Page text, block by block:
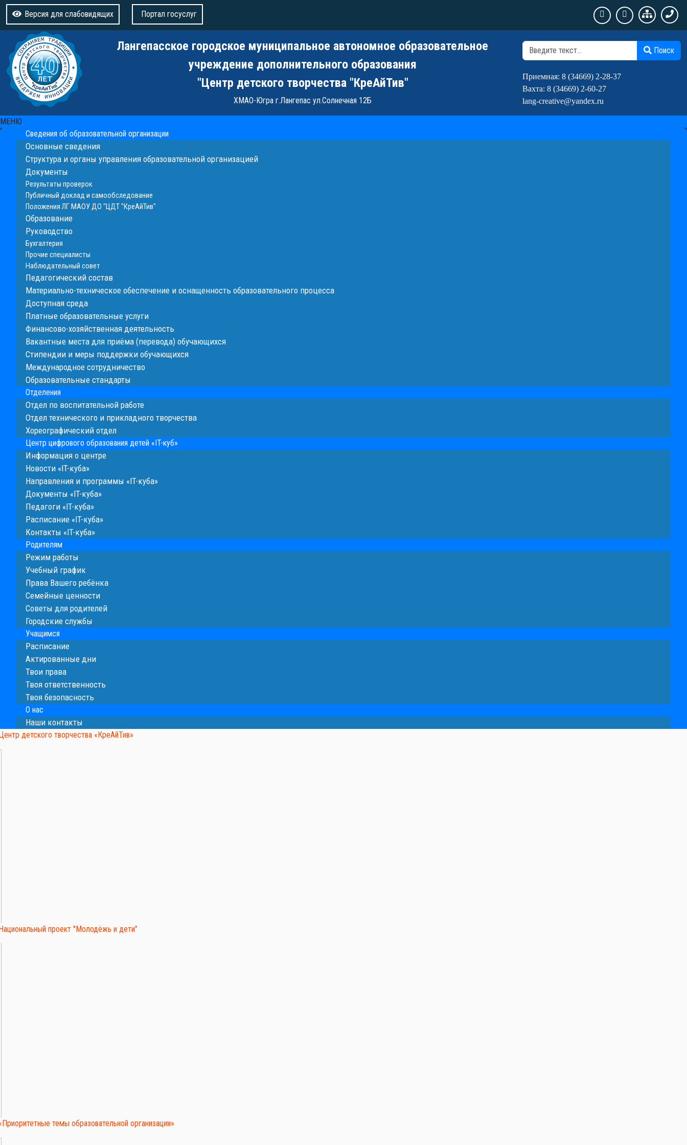
Версия для слабовидящих Портал госуслуг
Лангепасское городское муниципальное автономное образовательное
учреждение дополнительного образования
"Центр детского творчества "КреАйТив"
ХМАО-Югра г.Лангепас ул.Солнечная 12Б
Поиск
Приемная: 8 (34669) 2-28-37
Вахта: 8 (34669) 2-60-27
lang-creative@yandex.ru
МЕНЮ
Сведения об образовательной организации
Основные сведения
Структура и органы управления образовательной организацией
Документы
Результаты проверок
Публичный доклад и самообследование
Положения ЛГ МАОУ ДО "ЦДТ "КреАйТив"
Образование
Руководство
Бухгалтерия
Прочие специалисты
Наблюдательный совет
Педагогический состав
Материально-техническое обеспечение и оснащенность образовательного процесса
Доступная среда
Платные образовательные услуги
Финансово-хозяйственная деятельность
Вакантные места для приёма (перевода) обучающихся
Стипендии и меры поддержки обучающихся
Международное сотрудничество
Образовательные стандарты
Отделения
Отдел по воспитательной работе
Отдел технического и прикладного творчества
Хореографический отдел
Центр цифрового образования детей «IT-куб»
Информация о центре
Новости «IT-куба»
Направления и программы «IT-куба»
Документы «IT-куба»
Педагоги «IT-куба»
Расписание «IT-куба»
Контакты «IT-куба»
Родителям
Режим работы
Учебный график
Права Вашего ребёнка
Семейные ценности
Cоветы для родителей
Городские службы
Учащимся
Расписание
Актированные дни
Твои права
Твоя ответственность
Твоя безопасность
О нас
Наши контакты
детского творчества «КреАйТив»
проект "Молодёжь и дети"
темы образовательной организации»